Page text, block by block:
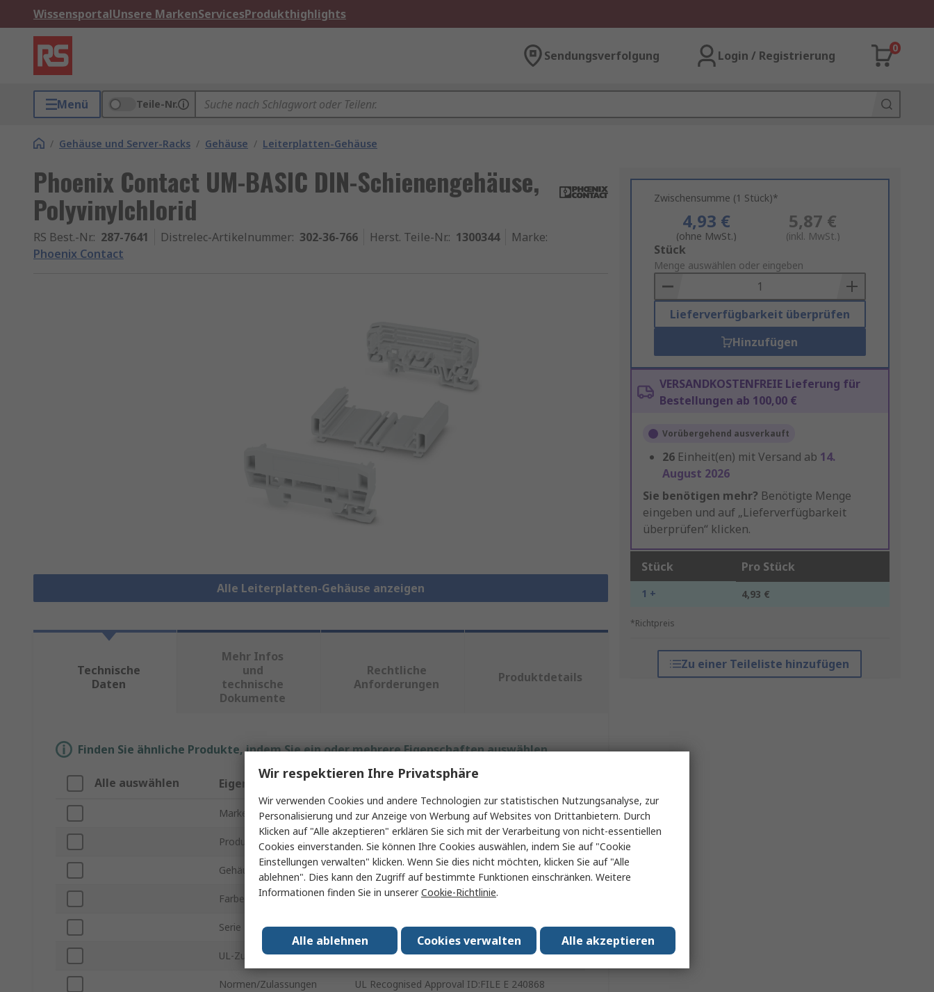
WissensportalUnsere MarkenServicesProdukthighlights
Sendungsverfolgung Login / Registrierung
0
Menü Teile-Nr.
/ Gehäuse und Server-Racks / Gehäuse / Leiterplatten-Gehäuse
Phoenix Contact UM-BASIC DIN-Schienengehäuse,
Polyvinylchlorid
RS Best.-Nr.: 287-7641 Distrelec-Artikelnummer: 302-36-766 Herst. Teile-Nr.: 1300344 Marke:
Phoenix Contact
Alle Leiterplatten-Gehäuse anzeigen
Zwischensumme (1 Stück)*
4,93 €
(ohne MwSt.)
5,87 €
(inkl. MwSt.)
Add
to
Basket
Stück
Menge auswählen oder eingeben
Lieferverfügbarkeit überprüfen
Hinzufügen
VERSANDKOSTENFREIE Lieferung für
Bestellungen ab 100,00 €
Vorübergehend ausverkauft
26 Einheit(en) mit Versand ab 14.
August 2026
Sie benötigen mehr? Benötigte Menge
eingeben und auf „Lieferverfügbarkeit
überprüfen“ klicken.
Stück Pro Stück
1 + 4,93 €
*Richtpreis
Zu einer Teileliste hinzufügen
Technische
Daten
Mehr Infos
und
technische
Dokumente
Rechtliche
Anforderungen
Produktdetails
Finden Sie ähnliche Produkte, indem Sie ein oder mehrere Eigenschaften auswählen.
Alle auswählen Eigenschaft
Marke Phoenix Contact
Produkt Typ DIN-Schienengehäuse
Gehäusematerial Polyvinylchlorid
Farbe Hellgrau
Serie UM-BASIC
UL-Zulassung V0
Normen/Zulassungen UL Recognised Approval ID:FILE E 240868
Wir respektieren Ihre Privatsphäre
Wir verwenden Cookies und andere Technologien zur statistischen Nutzungsanalyse, zur
Personalisierung und zur Anzeige von Werbung auf Websites von Drittanbietern. Durch
Klicken auf "Alle akzeptieren" erklären Sie sich mit der Verarbeitung von nicht-essentiellen
Cookies einverstanden. Sie können Ihre Cookies auswählen, indem Sie auf "Cookie
Einstellungen verwalten" klicken. Wenn Sie dies nicht möchten, klicken Sie auf "Alle
ablehnen". Dies kann den Zugriff auf bestimmte Funktionen einschränken. Weitere
Informationen finden Sie in unsererCookie-Richtlinie.
Alle akzeptieren
Cookies verwalten
Alle ablehnen